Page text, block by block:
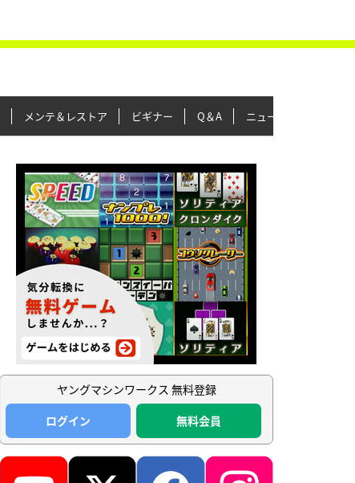
メンテ＆レストア ビギナー Q＆A ニュース＆トピックス
ヤングマシンワークス 無料登録
ログイン
無料会員